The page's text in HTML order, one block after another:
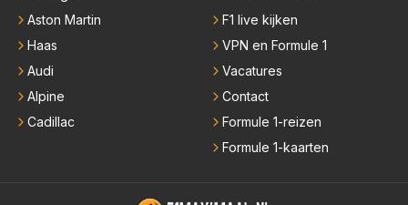
Aston Martin
Haas
Audi
Alpine
Cadillac
F1 live kijken
VPN en Formule 1
Vacatures
Contact
Formule 1-reizen
Formule 1-kaarten